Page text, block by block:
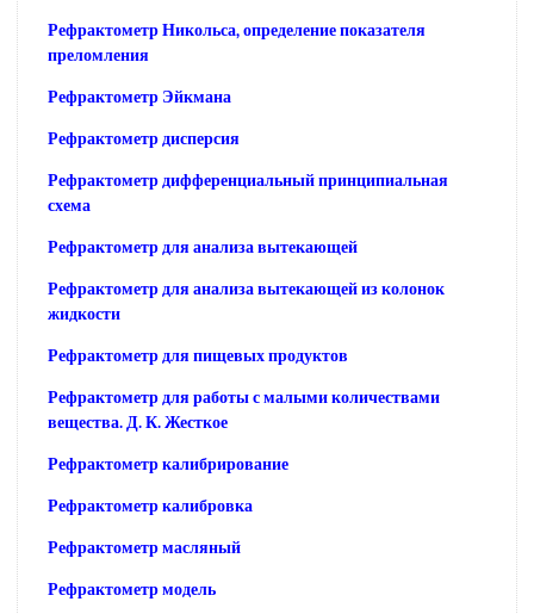
Рефрактометр Никольса, определение показателя
преломления
Рефрактометр Эйкмана
Рефрактометр дисперсия
Рефрактометр дифференциальный принципиальная
схема
Рефрактометр для анализа вытекающей
Рефрактометр для анализа вытекающей из колонок
жидкости
Рефрактометр для пищевых продуктов
Рефрактометр для работы с малыми количествами
вещества. Д. К. Жесткое
Рефрактометр калибрирование
Рефрактометр калибровка
Рефрактометр масляный
Рефрактометр модель